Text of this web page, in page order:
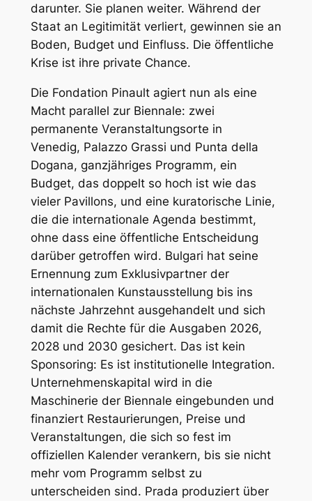
darunter. Sie planen weiter. Während der
Staat an Legitimität verliert, gewinnen sie an
Boden, Budget und Einfluss. Die öffentliche
Krise ist ihre private Chance.
Die Fondation Pinaultagiert nun als eine
Macht parallel zur Biennale: zwei
permanente Veranstaltungsorte in
Venedig, Palazzo Grassi und Punta della
Dogana, ganzjähriges Programm, ein
Budget, das doppelt so hoch ist wie das
vieler Pavillons, und eine kuratorische Linie,
die die internationale Agenda bestimmt,
ohne dass eine öffentliche Entscheidung
darüber getroffen wird. Bulgari hat seine
Ernennung zum Exklusivpartner der
internationalen Kunstausstellung bis ins
nächste Jahrzehnt ausgehandelt und sich
damit die Rechte für die Ausgaben 2026,
2028 und 2030 gesichert. Das ist kein
Sponsoring: Es ist institutionelle Integration.
Unternehmenskapital wird in die
Maschinerie der Biennale eingebunden und
finanziert Restaurierungen, Preise und
Veranstaltungen, die sich so fest im
offiziellen Kalender verankern, bis sie nicht
mehr vom Programm selbst zu
unterscheiden sind. Prada produziert über